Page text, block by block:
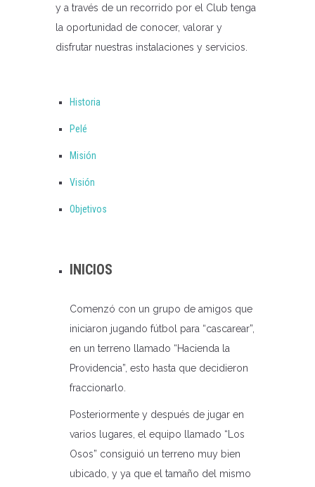
y a través de un recorrido por el Club tenga
la oportunidad de conocer, valorar y
disfrutar nuestras instalaciones y servicios.
Historia
Pelé
Misión
Visión
Objetivos
INICIOS
Comenzó con un grupo de amigos que
iniciaron jugando fútbol para “cascarear”,
en un terreno llamado “Hacienda la
Providencia”, esto hasta que decidieron
fraccionarlo.
Posteriormente y después de jugar en
varios lugares, el equipo llamado “Los
Osos” consiguió un terreno muy bien
ubicado, y ya que el tamaño del mismo